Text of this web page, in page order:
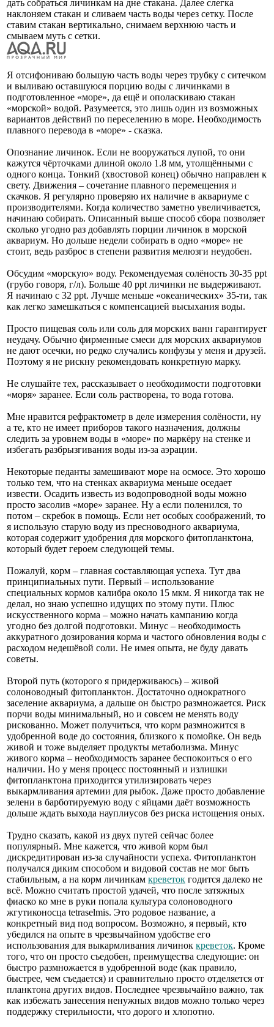
дать собраться личинкам на дне стакана. Далее слегка
наклоняем стакан и сливаем часть воды через сетку. После
ставим стакан вертикально, снимаем верхнюю часть и
смываем муть с сетки.
Я отсифониваю большую часть воды через трубку с ситечком
и выливаю оставшуюся порцию воды с личинками в
подготовленное «море», да ещё и ополаскиваю стакан
«морской» водой. Разумеется, это лишь один из возможных
вариантов действий по переселению в море. Необходимость
плавного перевода в «море» - сказка.
Опознание личинок. Если не вооружаться лупой, то они
кажутся чёрточками длиной около 1.8 мм, утолщёнными с
одного конца. Тонкий (хвостовой конец) обычно направлен к
свету. Движения – сочетание плавного перемещения и
скачков. Я регулярно проверяю их наличие в аквариуме с
производителями. Когда количество заметно увеличивается,
начинаю собирать. Описанный выше способ сбора позволяет
сколько угодно раз добавлять порции личинок в морской
аквариум. Но дольше недели собирать в одно «море» не
стоит, ведь разброс в степени развития мелюзги неудобен.
Обсудим «морскую» воду. Рекомендуемая солёность 30-35 ppt
(грубо говоря, г/л). Больше 40 ppt личинки не выдерживают.
Я начинаю с 32 ppt. Лучше меньше «океанических» 35-ти, так
как легко замешкаться с компенсацией высыхания воды.
Просто пищевая соль или соль для морских ванн гарантирует
неудачу. Обычно фирменные смеси для морских аквариумов
не дают осечки, но редко случались конфузы у меня и друзей.
Поэтому я не рискну рекомендовать конкретную марку.
Не слушайте тех, рассказывает о необходимости подготовки
«моря» заранее. Если соль растворена, то вода готова.
Мне нравится рефрактометр в деле измерения солёности, ну
а те, кто не имеет приборов такого назначения, должны
следить за уровнем воды в «море» по маркёру на стенке и
избегать разбрызгивания воды из-за аэрации.
Некоторые педанты замешивают море на осмосе. Это хорошо
только тем, что на стенках аквариума меньше оседает
извести. Осадить известь из водопроводной воды можно
просто засолив «море» заранее. Ну а если поленился, то
потом – скребок в помощь. Если нет особых соображений, то
я использую старую воду из пресноводного аквариума,
которая содержит удобрения для морского фитопланктона,
который будет героем следующей темы.
Пожалуй, корм – главная составляющая успеха. Тут два
принципиальных пути. Первый – использование
специальных кормов калибра около 15 мкм. Я никогда так не
делал, но знаю успешно идущих по этому пути. Плюс
искусственного корма – можно начать кампанию когда
угодно без долгой подготовки. Минус – необходимость
аккуратного дозирования корма и частого обновления воды с
расходом недешёвой соли. Не имея опыта, не буду давать
советы.
Второй путь (которого я придерживаюсь) – живой
солоноводный фитопланктон. Достаточно однократного
заселение аквариума, а дальше он быстро размножается. Риск
порчи воды минимальный, но и совсем не менять воду
рискованно. Может получиться, что корм размножится в
удобренной воде до состояния, близкого к помойке. Он ведь
живой и тоже выделяет продукты метаболизма. Минус
живого корма – необходимость заранее беспокоиться о его
наличии. Но у меня процесс постоянный и излишки
фитопланктона приходится утилизировать через
выкармливания артемии для рыбок. Даже просто добавление
зелени в барботируемую воду с яйцами даёт возможность
дольше ждать выхода науплиусов без риска истощения оных.
Трудно сказать, какой из двух путей сейчас более
популярный. Мне кажется, что живой корм был
дискредитирован из-за случайности успеха. Фитопланктон
получался диким способом и видовой состав не мог быть
стабильным, а на корм личинкам креветок годится далеко не
всё. Можно считать простой удачей, что после затяжных
фиаско ко мне в руки попала культура солоноводного
жгутиконосца tetraselmis. Это родовое название, а
конкретный вид под вопросом. Возможно, я первый, кто
убедился на опыте в чрезвычайном удобстве его
использования для выкармливания личинок креветок. Кроме
того, что он просто съедобен, преимущества следующие: он
быстро размножается в удобренной воде (как правило,
быстрее, чем съедается) и сравнительно просто отделяется от
планктона других видов. Последнее чрезвычайно важно, так
как избежать занесения ненужных видов можно только через
поддержку стерильности, что дорого и хлопотно.